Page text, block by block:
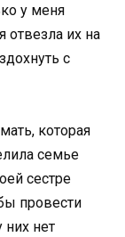
у меня
отвезла их на
с
которая
семье
сестре
провести
них нет